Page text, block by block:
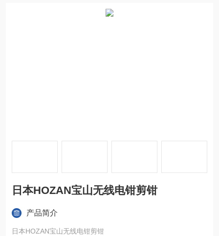
日本HOZAN宝山无线电钳剪钳
产品简介
日本HOZAN宝山无线电钳剪钳